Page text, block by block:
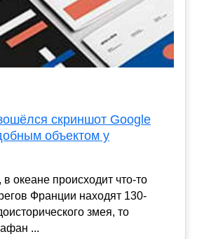
скриншот Google
объектом у
океане происходит что-то
Франции находят 130-
змея, то
...